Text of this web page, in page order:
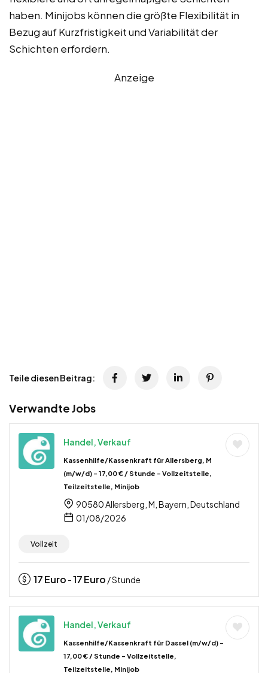
haben. Minijobs können die größte Flexibilität in
Bezug auf Kurzfristigkeit und Variabilität der
Schichten erfordern.
Anzeige
Teile diesen Beitrag:
Verwandte Jobs
Handel, Verkauf
Kassenhilfe/Kassenkraft für Allersberg, M
(m/w/d) – 17,00 € / Stunde – Vollzeitstelle,
Teilzeitstelle, Minijob
90580 Allersberg, M, Bayern, Deutschland
01/08/2026
Vollzeit
17Euro -17Euro / Stunde
Handel, Verkauf
Kassenhilfe/Kassenkraft für Dassel (m/w/d) –
17,00 € / Stunde – Vollzeitstelle,
Teilzeitstelle, Minijob